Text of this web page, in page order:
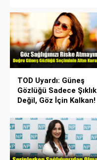
TOD Uyardı: Güneş
Gözlüğü Sadece Şıklık
Değil, Göz İçin Kalkan!